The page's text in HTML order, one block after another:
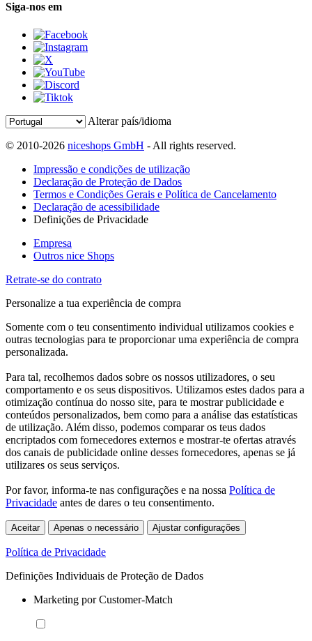
Siga-nos em
Alterar país/idioma
© 2010-2026 niceshops GmbH - All rights reserved.
Impressão e condições de utilização
Declaração de Proteção de Dados
Termos e Condições Gerais e Política de Cancelamento
Declaração de acessibilidade
Definições de Privacidade
Empresa
Outros nice Shops
Retrate-se do contrato
Personalize a tua experiência de compra
Somente com o teu consentimento individual utilizamos cookies e
outras tecnologias para te proporcionar uma experiência de compra
personalizada.
Para tal, recolhemos dados sobre os nossos utilizadores, o seu
comportamento e os seus dispositivos. Utilizamos estes dados para a
otimização contínua do nosso site, para te mostrar publicidade e
conteúdos personalizados, bem como para a análise das estatísticas
de utilização. Além disso, podemos comparar os teus dados
encriptados com fornecedores externos e mostrar-te ofertas através
dos canais de publicidade online desses fornecedores, apenas se já
utilizares os seus serviços.
Por favor, informa-te nas configurações e na nossa Política de
Privacidade antes de dares o teu consentimento.
Aceitar Apenas o necessário Ajustar configurações
Política de Privacidade
Definições Individuais de Proteção de Dados
Marketing por Customer-Match